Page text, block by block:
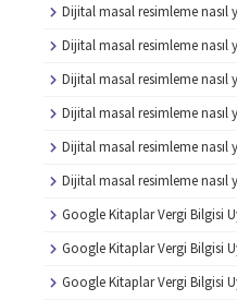
Dijital masal resimleme nasıl
Dijital masal resimleme nasıl
Dijital masal resimleme nasıl
Dijital masal resimleme nasıl
Dijital masal resimleme nasıl
Dijital masal resimleme nasıl
Google Kitaplar Vergi Bilgisi
Google Kitaplar Vergi Bilgisi
Google Kitaplar Vergi Bilgisi